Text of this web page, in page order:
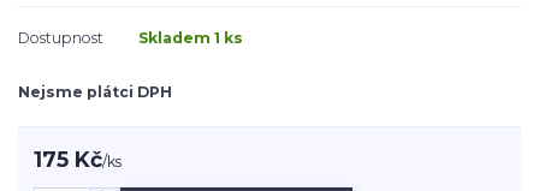
Dostupnost Skladem 1 ks
Nejsme plátci DPH
175 Kč/ks